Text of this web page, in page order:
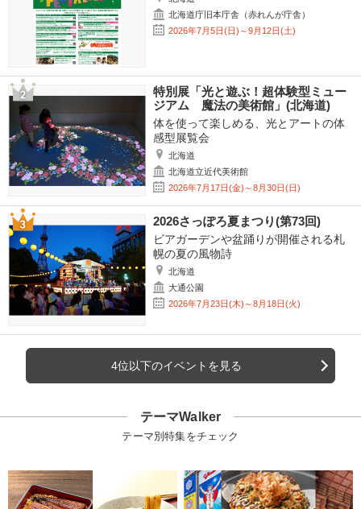
北海道庁旧本庁舎（赤れんが庁舎）
2026年7月5日(日)～9月12日(土)
特別展「光と遊ぶ！超体験型ミュー
ジアム 魔法の美術館」(北海道)
体を使って楽しめる、光とアートの体
感型展覧会
北海道
北海道立近代美術館
2026年7月17日(金)～8月30日(日)
2026さっぽろ夏まつり(第73回)
ビアガーデンや盆踊りが開催される札
幌の夏の風物詩
北海道
大通公園
2026年7月23日(木)～8月18日(火)
4位以下のイベントを見る
テーマWalker
テーマ別特集をチェック